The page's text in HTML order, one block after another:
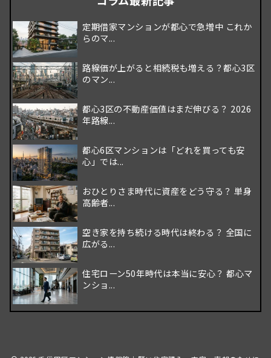
定期借家マンションが都心で急増中 これか
らのマ...
路線価が上がると相続税も増える？都心3区
のマン...
都心3区の不動産価値はまだ伸びる？ 2026
年路線...
都心6区マンションは「どれを買っても安
心」では...
おひとりさま時代に資産をどう守る？ 単身
高齢者...
空き家を持ち続ける時代は終わる？ 全国に
広がる...
住宅ローン50年時代は本当に安心？ 都心マ
ンショ...